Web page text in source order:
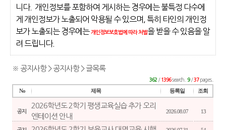
니다. 개인정보를 포함하여 게시하는 경우에는 불특정 다수에
게 개인정보가 노출되어 악용될 수 있으며, 특히 타인의 개인정
보가 노출되는 경우에는개인정보보호법에 따라 처벌을 받을 수 있음을 알
려 드립니다.
※ 공지사항 > 공지사항 > 글목록
362 / 1396search..9/37pages..
No 제목 등록일 조회
공지
2026학년도 2학기 평생교육실습 추가 오리
엔테이션 안내
2026.08.07 13